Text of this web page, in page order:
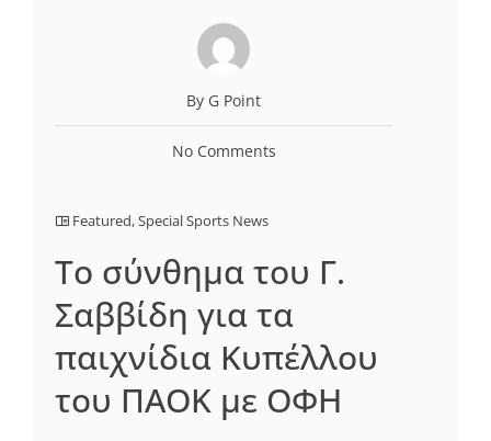
By G Point
No Comments
Featured,Special Sports News
Το σύνθημα του Γ.
Σαββίδη για τα
παιχνίδια Κυπέλλου
του ΠΑΟΚ με ΟΦΗ